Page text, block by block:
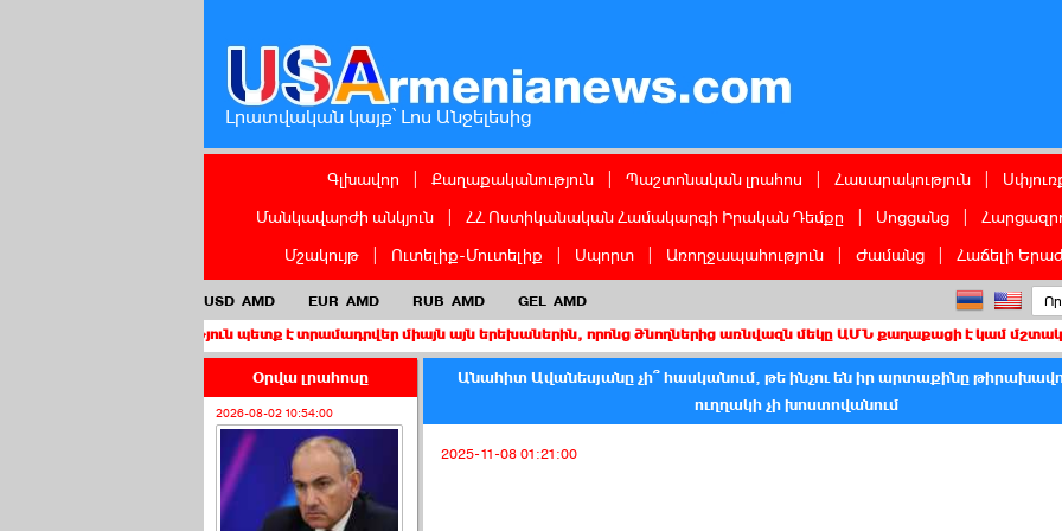
Լրատվական կայք՝ Լոս Անջելեսից
Գլխավոր Քաղաքականություն Պաշտոնական լրահոս Հասարակություն
Մանկավարժի անկյուն
ՀՀ Ոստիկանական Համակարգի Իրական Դեմքը Սոցցանց
Մշակույթ
Ուտելիք-Մուտելիք Սպորտ Առողջապահություն Ժամանց Հաճելի
USD AMD EUR AMD RUB AMD GEL AMD
պետք է տրամադրվեր միայն այն երեխաներին, որոնց ծնողներից առնվազն մեկը ԱՄՆ քաղաքացի է կամ մշտական բնակիչ
Օրվա լրահոսը
2026-08-02 10:54:00
Անահիտ Ավանեսյանը չի՞ հասկանում, թե ինչու են իր արտաքինը
ուղղակի չի խոստովանում
2025-11-08 01:21:00